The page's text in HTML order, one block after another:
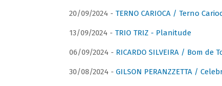
20/09/2024 - TERNO CARIOCA / Terno
13/09/2024 - TRIO TRIZ - Planitude
06/09/2024 - RICARDO SILVEIRA / Bom de
30/08/2024 - GILSON PERANZZETTA /